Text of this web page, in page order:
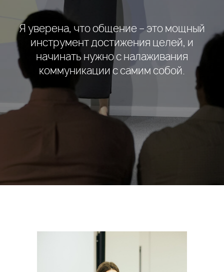
Я уверена, что общение – это мощный
инструмент достижения целей, и
начинать нужно с налаживания
коммуникации с самим собой.